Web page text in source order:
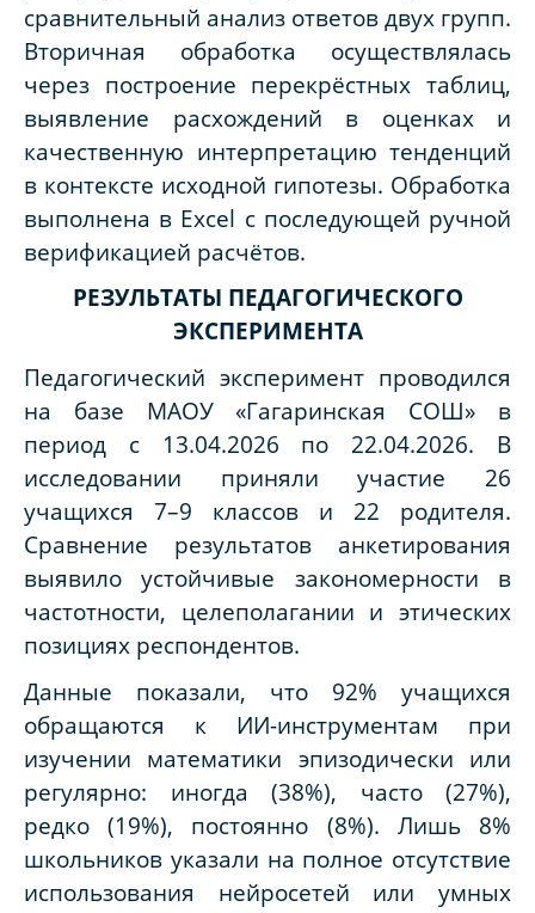
сравнительный анализ ответов двух групп.
Вторичная обработка осуществлялась
через построение перекрёстных таблиц,
выявление расхождений в оценках и
качественную интерпретацию тенденций
в контексте исходной гипотезы. Обработка
выполнена в Excel с последующей ручной
верификацией расчётов.
РЕЗУЛЬТАТЫ ПЕДАГОГИЧЕСКОГО
ЭКСПЕРИМЕНТА
Педагогический эксперимент проводился
на базе МАОУ «Гагаринская СОШ» в
период с 13.04.2026 по 22.04.2026. В
исследовании приняли участие 26
учащихся 7–9 классов и 22 родителя.
Сравнение результатов анкетирования
выявило устойчивые закономерности в
частотности, целеполагании и этических
позициях респондентов.
Данные показали, что 92% учащихся
обращаются к ИИ-инструментам при
изучении математики эпизодически или
регулярно: иногда (38%), часто (27%),
редко (19%), постоянно (8%). Лишь 8%
школьников указали на полное отсутствие
использования нейросетей или умных